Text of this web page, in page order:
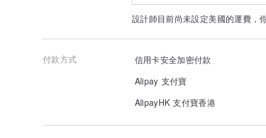
設計師目前尚未設定美國的運費，
付款方式
信用卡安全加密付款
Alipay 支付寶
AlipayHK 支付寶香港